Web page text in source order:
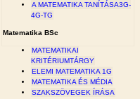
A MATEMATIKA TANÍTÁSA3G-
4G-TG
Matematika BSc
MATEMATIKAI
KRITÉRIUMTÁRGY
ELEMI MATEMATIKA 1G
MATEMATIKA ÉS MÉDIA
SZAKSZÖVEGEK ÍRÁSA